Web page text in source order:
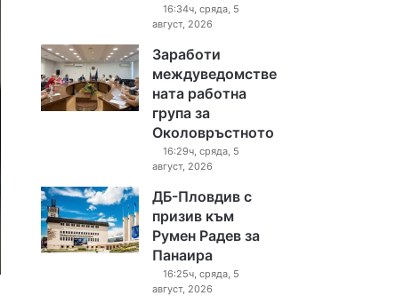
16:34ч, сряда, 5
август, 2026
Заработи
междуведомстве
ната работна
група за
Околовръстното
16:29ч, сряда, 5
август, 2026
ДБ-Пловдив с
призив към
Румен Радев за
Панаира
16:25ч, сряда, 5
август, 2026